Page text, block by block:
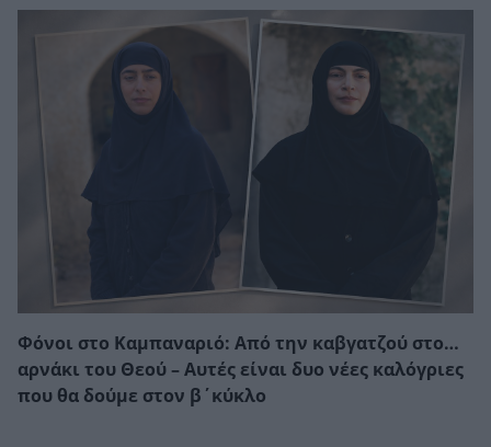
Φόνοι στο Καμπαναριό: Από την καβγατζού στο…
αρνάκι του Θεού – Αυτές είναι δυο νέες καλόγριες
που θα δούμε στον β΄κύκλο